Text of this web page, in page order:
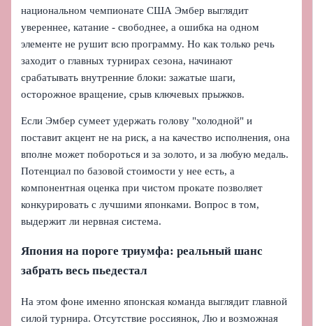
национальном чемпионате США Эмбер выглядит
увереннее, катание - свободнее, а ошибка на одном
элементе не рушит всю программу. Но как только речь
заходит о главных турнирах сезона, начинают
срабатывать внутренние блоки: зажатые шаги,
осторожное вращение, срыв ключевых прыжков.
Если Эмбер сумеет удержать голову "холодной" и
поставит акцент не на риск, а на качество исполнения, она
вполне может побороться и за золото, и за любую медаль.
Потенциал по базовой стоимости у нее есть, а
компонентная оценка при чистом прокате позволяет
конкурировать с лучшими японками. Вопрос в том,
выдержит ли нервная система.
Япония на пороге триумфа: реальный шанс
забрать весь пьедестал
На этом фоне именно японская команда выглядит главной
силой турнира. Отсутствие россиянок, Лю и возможная